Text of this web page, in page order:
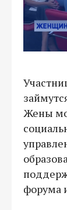
Жены
форума